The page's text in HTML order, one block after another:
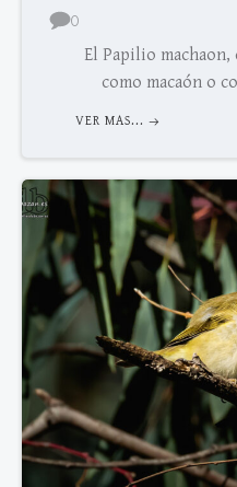
0
El Papilio
como macaón o
VER MAS...